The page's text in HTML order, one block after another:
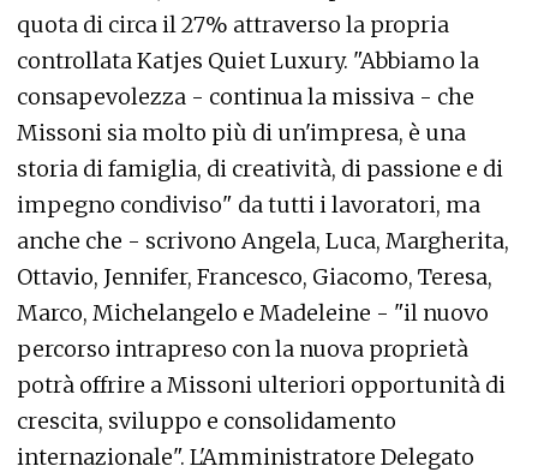
quota di circa il 27% attraverso la propria
controllata Katjes Quiet Luxury. "Abbiamo la
consapevolezza - continua la missiva - che
Missoni sia molto più di un'impresa, è una
storia di famiglia, di creatività, di passione e di
impegno condiviso" da tutti i lavoratori, ma
anche che - scrivono Angela, Luca, Margherita,
Ottavio, Jennifer, Francesco, Giacomo, Teresa,
Marco, Michelangelo e Madeleine - "il nuovo
percorso intrapreso con la nuova proprietà
potrà offrire a Missoni ulteriori opportunità di
crescita, sviluppo e consolidamento
internazionale". L'Amministratore Delegato